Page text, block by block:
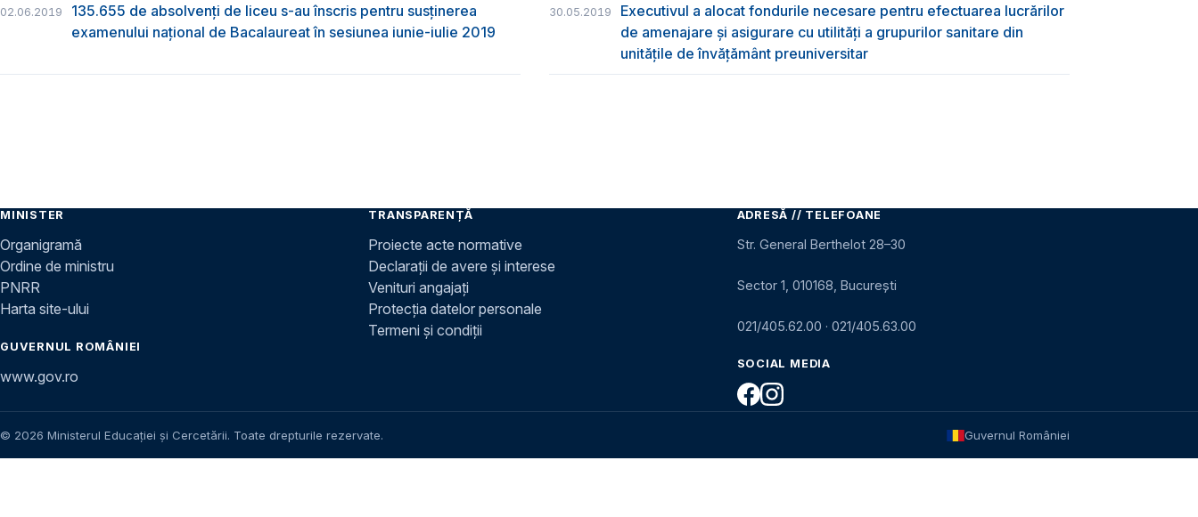
02.06.2019
135.655 de absolvenţi de liceu s-au înscris pentru susţinerea
examenului naţional de Bacalaureat în sesiunea iunie-iulie 2019
30.05.2019
Executivul a alocat fondurile necesare pentru efectuarea lucrărilor
de amenajare și asigurare cu utilități a grupurilor sanitare din
unitățile de învățământ preuniversitar
MINISTER
Organigramă
Ordine de ministru
PNRR
Harta site-ului
GUVERNUL ROMÂNIEI
www.gov.ro
TRANSPARENȚĂ
Proiecte acte normative
Declarații de avere și interese
Venituri angajați
Protecția datelor personale
Termeni și condiții
ADRESĂ // TELEFOANE
Str. General Berthelot 28–30
Sector 1, 010168, București
021/405.62.00 · 021/405.63.00
SOCIAL MEDIA
© 2026 Ministerul Educației și Cercetării. Toate drepturile rezervate. Guvernul României